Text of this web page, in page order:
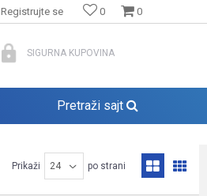
0
0
Registrujte se
SIGURNA KUPOVINA
Pretraži sajt
Prikaži po strani